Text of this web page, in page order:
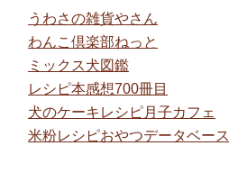
うわさの雑貨やさん
わんこ倶楽部ねっと
ミックス犬図鑑
レシピ本感想700冊目
犬のケーキレシピ月子カフェ
米粉レシピおやつデータベース